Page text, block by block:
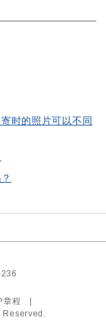
时的照片可以不同
章程
Reserved.